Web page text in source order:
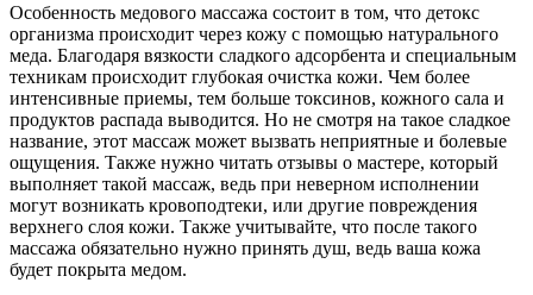
Особенность медового массажа состоит в том, что детокс
организма происходит через кожу с помощью натурального
меда. Благодаря вязкости сладкого адсорбента и специальным
техникам происходит глубокая очистка кожи. Чем более
интенсивные приемы, тем больше токсинов, кожного сала и
продуктов распада выводится. Но не смотря на такое сладкое
название, этот массаж может вызвать неприятные и болевые
ощущения. Также нужно читать отзывы о мастере, который
выполняет такой массаж, ведь при неверном исполнении
могут возникать кровоподтеки, или другие повреждения
верхнего слоя кожи. Также учитывайте, что после такого
массажа обязательно нужно принять душ, ведь ваша кожа
будет покрыта медом.